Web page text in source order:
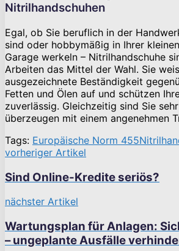
Nitrilhandschuhen
Egal, ob Sie beruflich in der
sind oder hobbymäßig in Ihrer
Garage werkeln – Nitrilhandschuhe
Arbeiten das Mittel der Wahl. Sie
ausgezeichnete Beständigkeit
Fetten und Ölen auf und schützen
zuverlässig. Gleichzeitig sind Sie
überzeugen mit einem angenehmen
Tags: Europäische Norm 455
vorheriger Artikel
Sind Online-Kredite seriös?
nächster Artikel
Wartungsplan für Anlagen:
– ungeplante Ausfälle